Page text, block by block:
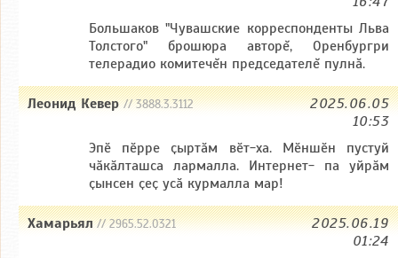
Большаков "Чувашские корреспонденты Льва
Толстого" брошюра авторĕ, Оренбургри
телерадио комитечĕн председателĕ пулнă.
Леонид Кевер// 3888.3.3112
2025.06.05
10:53
Эпӗ пӗрре ҫыртӑм вӗт-ха. Мӗншӗн пустуй
чӑкӑлташса лармалла. Интернет- па уйрӑм
ҫынсен ҫеҫ усӑ курмалла мар!
Хамарьял// 2965.52.0321
2025.06.19
01:24